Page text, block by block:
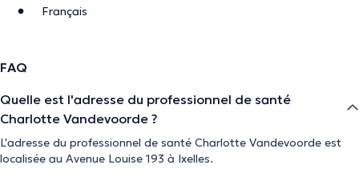
Français
FAQ
Quelle est l'adresse du professionnel de santé
Charlotte Vandevoorde ?
L'adresse du professionnel de santé Charlotte Vandevoorde est
localisée au Avenue Louise 193 à Ixelles.